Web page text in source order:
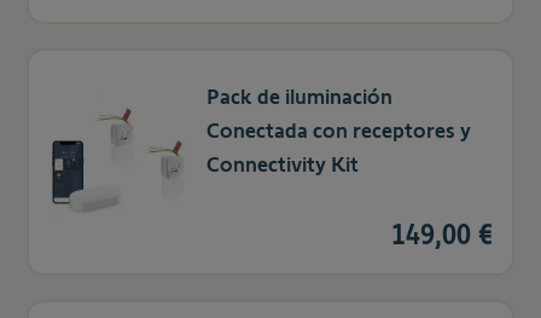
Pack de iluminación
Conectada con receptores y
Connectivity Kit
149,00 €